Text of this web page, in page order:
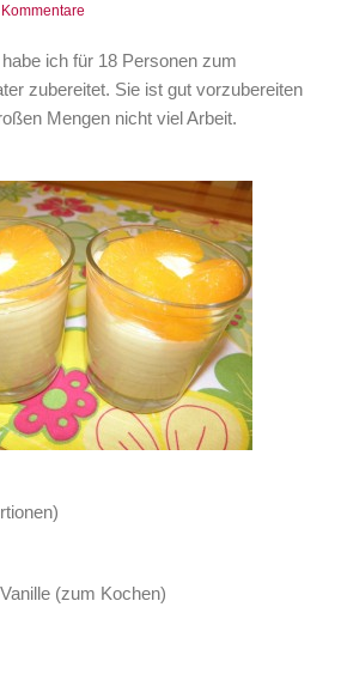
ich für 18 Personen zum
zubereitet. Sie ist gut vorzubereiten
Mengen nicht viel Arbeit.
(zum Kochen)